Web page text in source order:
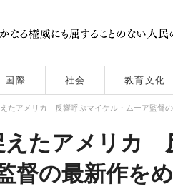
国際 社会 教育文化
えたアメリカ 反響呼ぶマイケル・ムーア監督
えたアメリカ
督の最新作を